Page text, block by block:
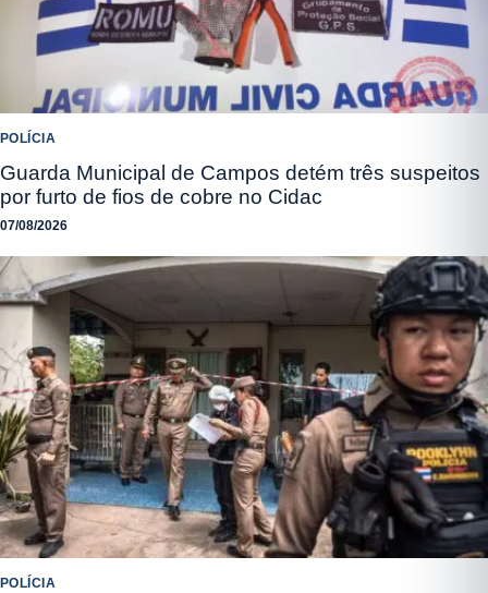
POLÍCIA
Guarda Municipal de Campos detém três suspeitos
por furto de fios de cobre no Cidac
07/08/2026
POLÍCIA